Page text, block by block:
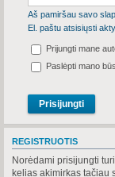
Aš pamiršau savo
El. paštu atsisiųsti
Prijungti mane
Paslėpti mano
REGISTRUOTIS
Norėdami prisijungti
kelias akimirkas tačiau